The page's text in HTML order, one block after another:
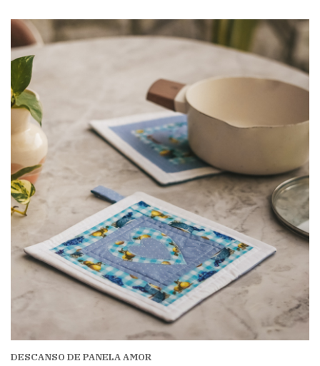
DESCANSO DE PANELA AMOR